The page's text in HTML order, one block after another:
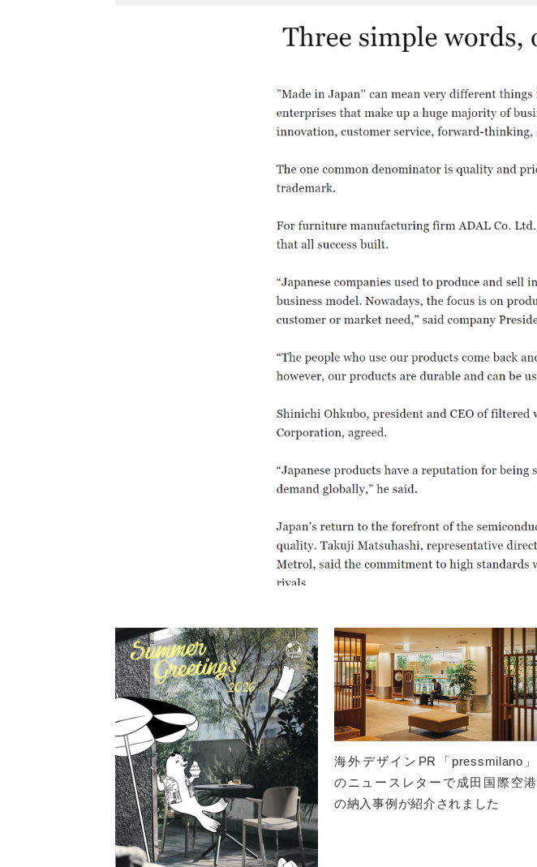
海外デザインPR「pressmilano」
のニュースレターで成田国際空港
の納入事例が紹介されました